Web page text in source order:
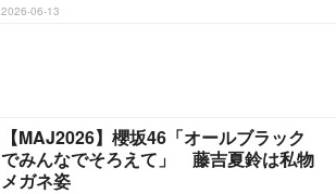
2026-06-13
【MAJ2026】櫻坂46「オールブラック
でみんなでそろえて」 藤吉夏鈴は私物
メガネ姿